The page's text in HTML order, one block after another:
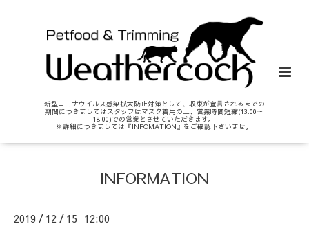
新型コロナウイルス感染拡大防止対策として、収束が宣言されるまでの
期間につきましてはスタッフはマスク着用の上、営業時間短縮(13:00～
18:00)での営業とさせていただきます。
※詳細につきましては『INFOMATION』をご確認下さいませ。
INFORMATION
2019 / 12 / 15 12:00